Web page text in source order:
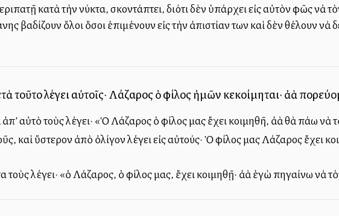
κατὰ τὴν νύκτα, σκοντάπτει, διότι δὲν ὑπάρχει εἰς αὐτὸν φῶς νὰ
βαδίζουν ὅλοι ὅσοι ἐπιμένουν εἰς τὴν ἀπιστίαν των καὶ δὲν θέλουν
τοῦτο λέγει αὐτοῖς· Λάζαρος ὁ φίλος ἡμῶν κεκοίμηται· ἀλλὰ
αὐτὸ τοὺς λέγει· «Ὁ Λάζαρος ὁ φίλος μας ἔχει κοιμηθῆ, ἀλλὰ θὰ πάω
καὶ ὕστερον ἀπὸ ὀλίγον λέγει εἰς αὐτούς· Ὁ φίλος μας Λάζαρος ἔχει
τοὺς λέγει· «ὁ Λάζαρος, ὁ φίλος μας, ἔχει κοιμηθῇ· ἀλλὰ ἐγὼ πηγαίνω νὰ